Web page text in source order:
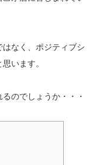
なく、ポジティブシ
います。
のでしょうか・・・